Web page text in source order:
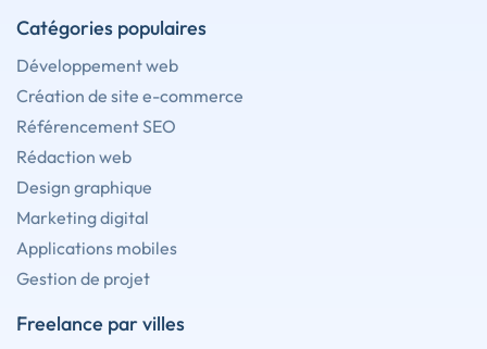
Catégories populaires
Développement web
Création de site e-commerce
Référencement SEO
Rédaction web
Design graphique
Marketing digital
Applications mobiles
Gestion de projet
Freelance par villes